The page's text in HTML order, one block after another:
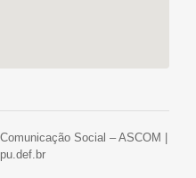
Social – ASCOM |